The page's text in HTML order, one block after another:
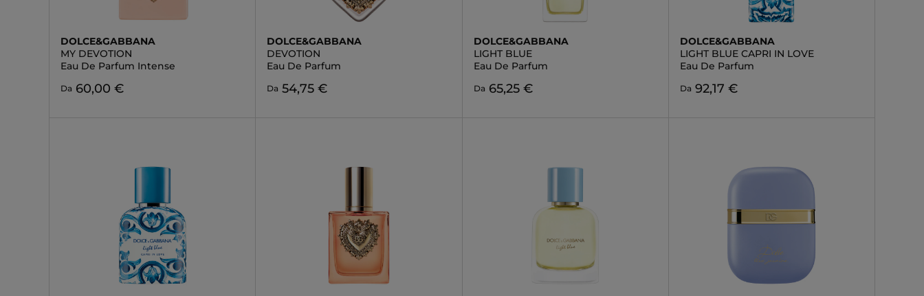
DOLCE&GABBANA
MY DEVOTION
Eau De Parfum Intense
Da 60,00 €
DOLCE&GABBANA
DEVOTION
Eau De Parfum
Da 54,75 €
DOLCE&GABBANA
LIGHT BLUE
Eau De Parfum
Da 65,25 €
DOLCE&GABBANA
LIGHT BLUE CAPRI IN LOVE
Eau De Parfum
Da 92,17 €